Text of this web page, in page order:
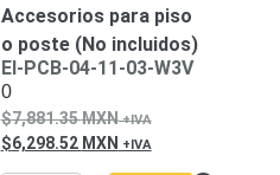
Accesorios para piso
o poste (No incluidos)
EI-PCB-04-11-03-W3V
0
7,881.35MXN
6,298.52 MXN